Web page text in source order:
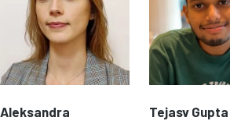
Aleksandra
Tejasv Gupta